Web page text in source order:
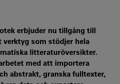
erbjuder nu tillgång till
verktyg som stödjer hela
litteraturöversikter.
med att importera
abstrakt, granska fulltexter,